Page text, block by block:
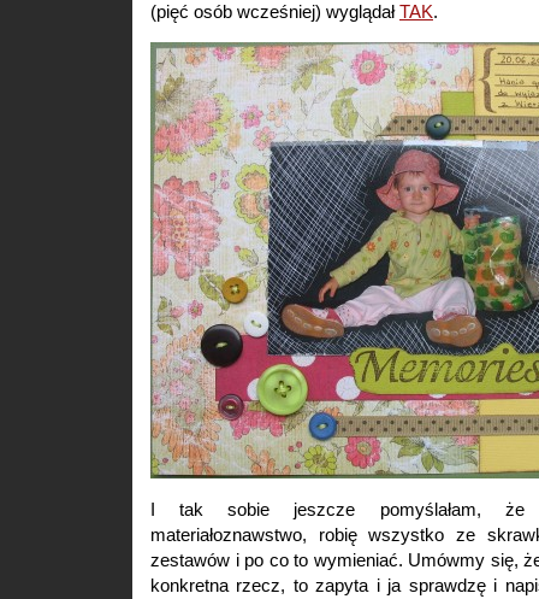
(pięć osób wcześniej) wyglądałTAK.
I tak sobie jeszcze pomyślałam,
materiałoznawstwo, robię wszystko ze
zestawów i po co to wymieniać. Umówmy się,
konkretna rzecz, to zapyta i ja sprawdzę i